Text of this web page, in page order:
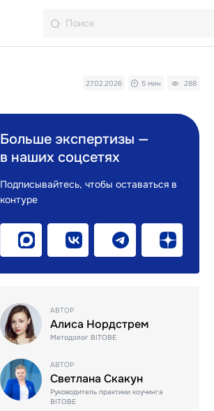
27.02.2026 5 мин 288
Больше экспертизы —
в наших соцсетях
Подписывайтесь, чтобы оставаться в
контуре
АВТОР
Алиса Нордстрем
Методолог BITOBE
АВТОР
Светлана Скакун
Руководитель практики коучинга
BITOBE